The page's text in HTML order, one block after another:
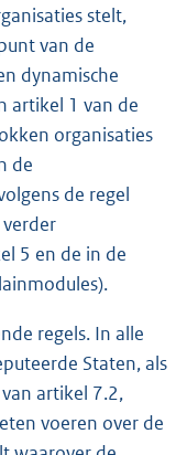
stelt,
van de
dynamische
artikel 1 van de
organisaties
de
de regel
5 en de in de
regels. In alle
Staten, als
artikel 7.2,
voeren over de